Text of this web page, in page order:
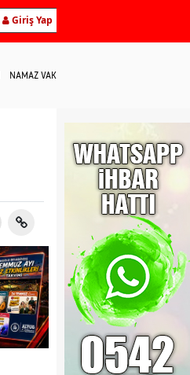
Giriş Yap
NAMAZ VAKİTLERİ